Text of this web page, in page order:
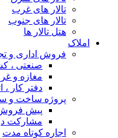
تالار های غرب
تالار های جنوب
هتل تالار ها
املاک
فروش اداری و
صنعتی ،
مغازه و
دفتر کار
پروژه ساخت و
پیش
مشارکت
اجاره کوتاه مدت